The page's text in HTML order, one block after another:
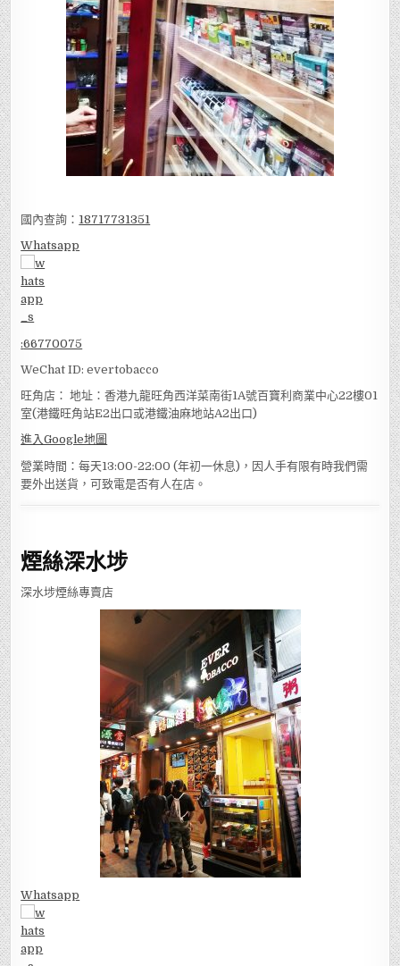
國內查詢： 18717731351
Whatsapp
:66770075
WeChat ID: evertobacco
旺角店： 地址：香港九龍旺角西洋菜南街1A號百寶利商業中心22樓01
室(港鐵旺角站E2出口或港鐵油麻地站A2出口)
進入Google地圖
營業時間：每天13:00-22:00 (年初一休息)，因人手有限有時我們需
要外出送貨，可致電是否有人在店。
煙絲深水埗
深水埗煙絲專賣店
Whatsapp